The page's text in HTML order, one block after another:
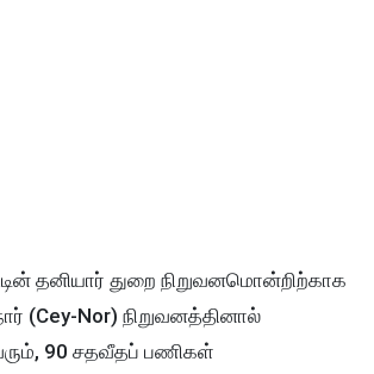
தனியார் துறை நிறுவனமொன்றிற்காக
(Cey-Nor) நிறுவனத்தினால்
90 சதவீதப் பணிகள்